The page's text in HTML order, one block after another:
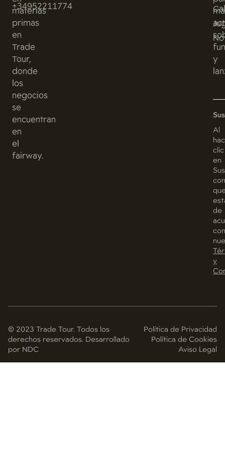
materias
primas
en
Trade
Tour,
donde
los
negocios
se
encuentran
en
el
fairway.
+34952211774
y
Al
clic
en
de
con
y
© 2023 Trade Tour. Todos los
derechos reservados. Desarrollado
por NDC
Política de Privacidad
Política de Cookies
Aviso Legal